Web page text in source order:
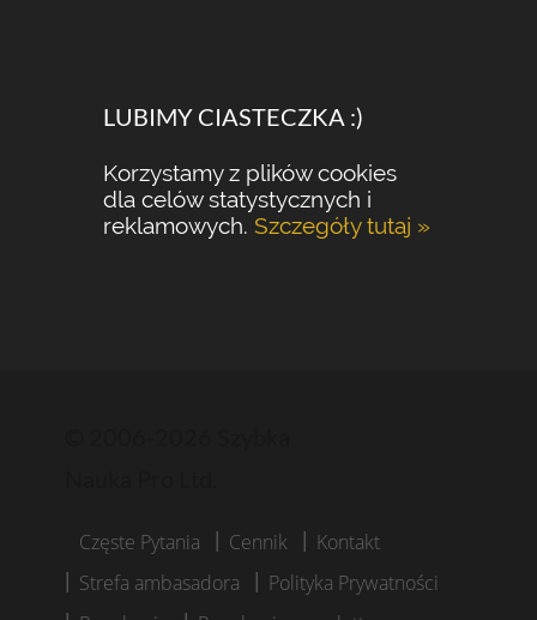
LUBIMY CIASTECZKA :)
Korzystamy z plików cookies
dla celów statystycznych i
reklamowych. Szczegóły tutaj »
Częste Pytania Cennik
Kontakt
Strefa ambasadora
Polityka Prywatności